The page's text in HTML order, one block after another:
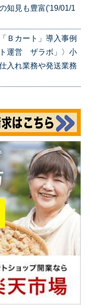
知見も豊富('19/01/1
Ｂカート」導入事例
ト運営 ザラボ」〉小
入れ業務や発送業務